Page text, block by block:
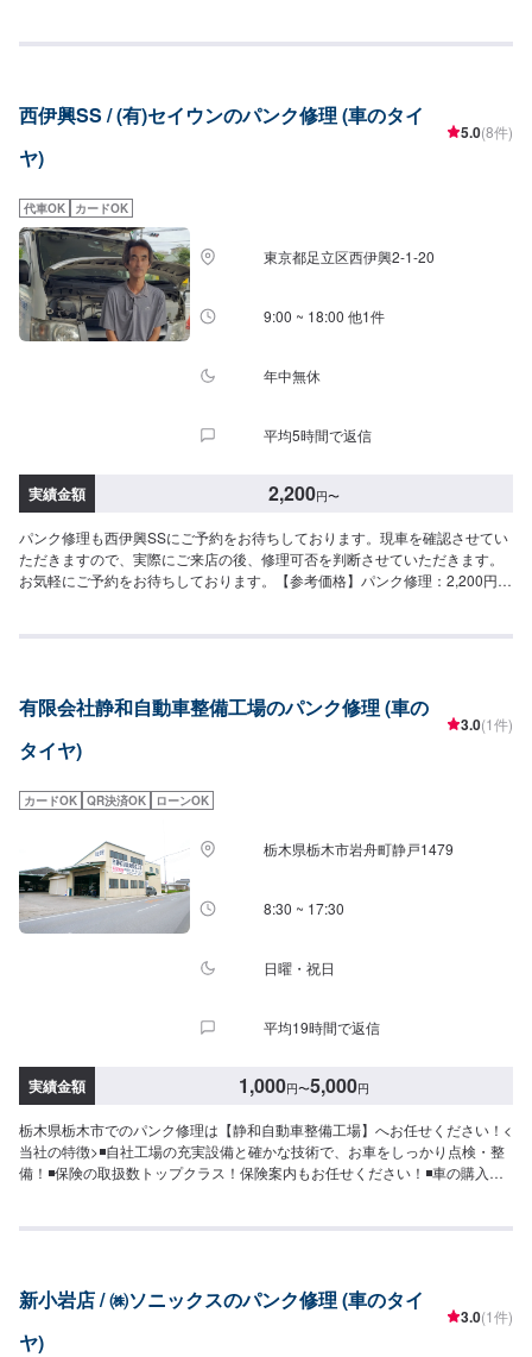
ください。車検・整備、鈑金・塗装、コーティング、損害保険などクルマに
ーラー・損害保険ジャパン日本興亜の修理指定工場です。【45年の実績】
●1969年創業！●40年の経験で積み上げたノウハウ●さまざまな鈑金・修理に
対応可能【パーツ持ち込み可能】持ち込みパーツの対応もいたします。※パー
生した工賃をご請求させていただきますので、あらかじめご了承ください。
【代車について】無料代車（無保険時）を24台ご用意しております。燃料代
はお客さま負担となりますので、ご了承ください。【営業時間・定休日】営
業時間：8:30〜17:30定休日：日・祝・第一、第三月曜日
西伊興SS / (有)セイウンのパンク修理 (車のタイ
ヤ)
5.0(8件)
代車OK カードOK
東京都足立区西伊興2-1-20
9:00 ~ 18:00 他1件
年中無休
平均5時間で返信
実績金額 2,200円〜
パンク修理も西伊興SSにご予約をお待ちしております。現車を確認させてい
ただきますので、実際にご来店の後、修理可否を判断させていただきます。
お気軽にご予約をお待ちしております。【参考価格】パンク修理：2,200円/
有限会社静和自動車整備工場のパンク修理 (車の
タイヤ)
3.0(1件)
カードOK QR決済OK ローンOK
栃木県栃木市岩舟町静戸1479
8:30 ~ 17:30
日曜・祝日
平均19時間で返信
実績金額 1,000円〜5,000円
栃木県栃木市でのパンク修理は【静和自動車整備工場】へお任せください！<
当社の特徴>◾自社工場の充実設備と確かな技術で、お車をしっかり点検・整
備！◾保険の取扱数トップクラス！保険案内もお任せください！◾車の購入か
あまり取れない…などのご相談もお気軽にどうぞ！【1】オファーにてお問い
は前後する場合がございます。予めご了承ください。-----代車について-----代
車をご用意しています。お車の作業中は代車をご利用ください。※代車の燃料
代はお客様にご負担いただいております。-----ご来店時の注意、受付方法-----
新小岩店 / ㈱ソニックスのパンク修理 (車のタイ
ヤ)
3.0(1件)